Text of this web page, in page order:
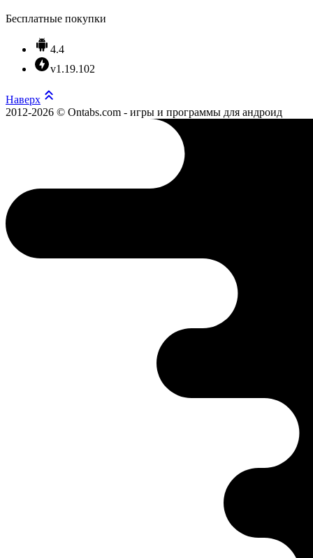
Бесплатные покупки
4.4
v1.19.102
Наверх
2012-2026 © Ontabs.com - игры и программы для андроид